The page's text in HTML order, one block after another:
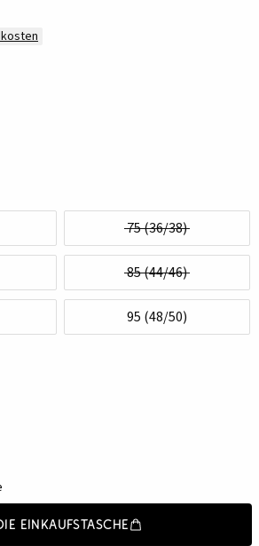
75 (36/38)
85 (44/46)
95 (48/50)
Einkaufstasche